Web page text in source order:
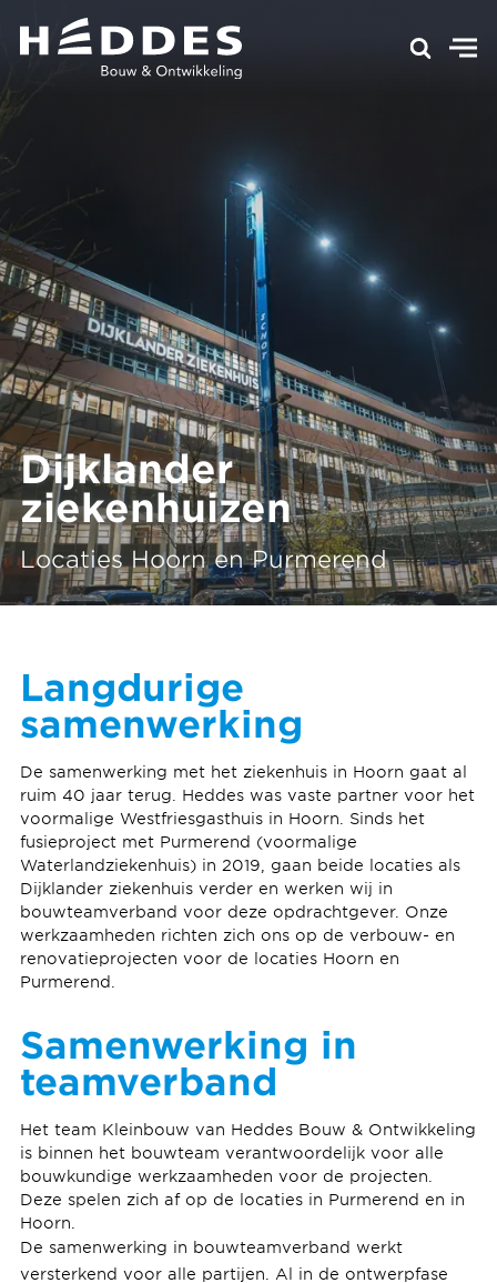
Dijklander
ziekenhuizen
Locaties Hoorn en Purmerend
Langdurige
samenwerking
De samenwerking met het ziekenhuis in Hoorn gaat al
ruim 40 jaar terug. Heddes was vaste partner voor het
voormalige Westfriesgasthuis in Hoorn. Sinds het
fusieproject met Purmerend (voormalige
Waterlandziekenhuis) in 2019, gaan beide locaties als
Dijklander ziekenhuis verder en werken wij in
bouwteamverband voor deze opdrachtgever. Onze
werkzaamheden richten zich onsop de verbouw- en
renovatieprojecten voor de locaties Hoorn en
Purmerend.
Samenwerking in
teamverband
Het team Kleinbouw van Heddes Bouw & Ontwikkeling
is binnen het bouwteam verantwoordelijk voor alle
bouwkundige werkzaamheden voor de projecten.
Deze spelen zich af op de locaties in Purmerend en in
Hoorn.
De samenwerking in bouwteamverband werkt
versterkend voor alle partijen. Al in de ontwerpfase